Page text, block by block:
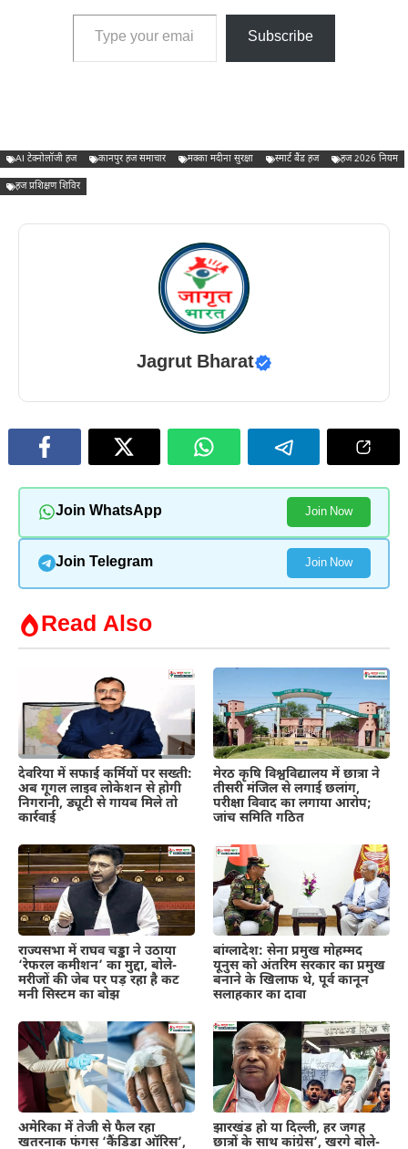
Type your email…
Subscribe
AI टेक्नोलॉजी हज कानपुर हज समाचार मक्का मदीना सुरक्षा स्मार्ट बैंड हज हज 2026 नियम
हज प्रशिक्षण शिविर
Jagrut Bharat
Join WhatsApp Join Now
Join Telegram Join Now
Read Also
देवरिया में सफाई कर्मियों पर सख्ती:
अब गूगल लाइव लोकेशन से होगी
निगरानी, ड्यूटी से गायब मिले तो
कार्रवाई
मेरठ कृषि विश्वविद्यालय में छात्रा ने
तीसरी मंजिल से लगाई छलांग,
परीक्षा विवाद का लगाया आरोप;
जांच समिति गठित
राज्यसभा में राघव चड्ढा ने उठाया
‘रेफरल कमीशन’ का मुद्दा, बोले-
मरीजों की जेब पर पड़ रहा है कट
मनी सिस्टम का बोझ
बांग्लादेश: सेना प्रमुख मोहम्मद
यूनुस को अंतरिम सरकार का प्रमुख
बनाने के खिलाफ थे, पूर्व कानून
सलाहकार का दावा
अमेरिका में तेजी से फैल रहा
खतरनाक फंगस ‘कैंडिडा ऑरिस’,
झारखंड हो या दिल्ली, हर जगह
छात्रों के साथ कांग्रेस’, खरगे बोले-